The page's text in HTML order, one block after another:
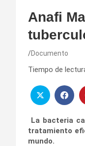
Anafi
Documento
Tiempo de
La bacteria
tratamiento
mundo.